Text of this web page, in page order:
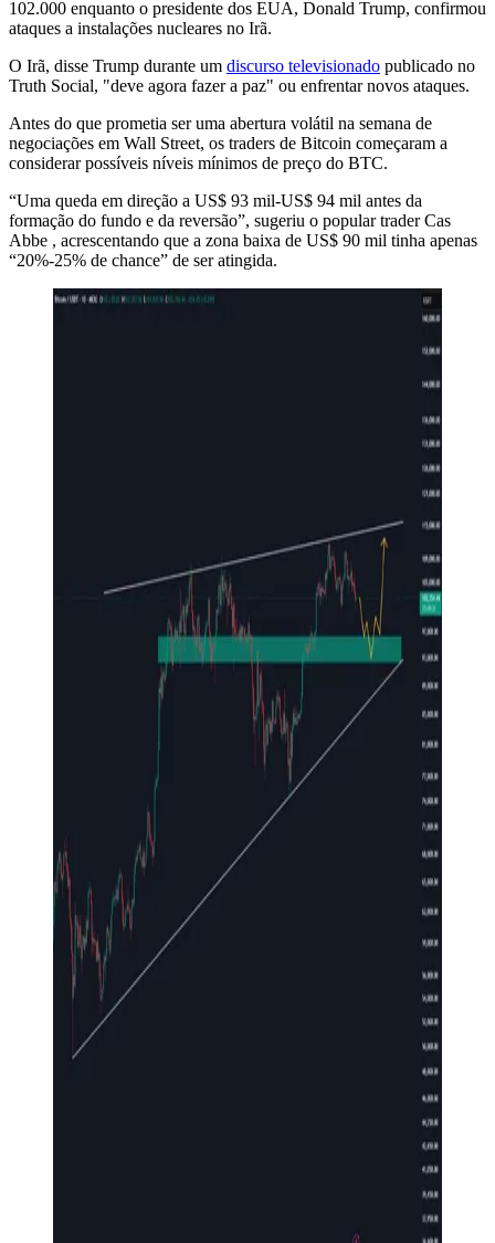
102.000 enquanto o presidente dos EUA, Donald Trump, confirmou
ataques a instalações nucleares no Irã.
O Irã, disse Trump durante um discurso televisionado publicado no
Truth Social, "deve agora fazer a paz" ou enfrentar novos ataques.
Antes do que prometia ser uma abertura volátil na semana de
negociações em Wall Street, os traders de Bitcoin começaram a
considerar possíveis níveis mínimos de preço do BTC.
“Uma queda em direção a US$ 93 mil-US$ 94 mil antes da
formação do fundo e da reversão”, sugeriu o popular trader Cas
Abbe , acrescentando que a zona baixa de US$ 90 mil tinha apenas
“20%-25% de chance” de ser atingida.